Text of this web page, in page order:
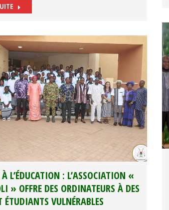
L’ÉDUCATION : L’ASSOCIATION «
» OFFRE DES ORDINATEURS À DES
ÉTUDIANTS VULNÉRABLES